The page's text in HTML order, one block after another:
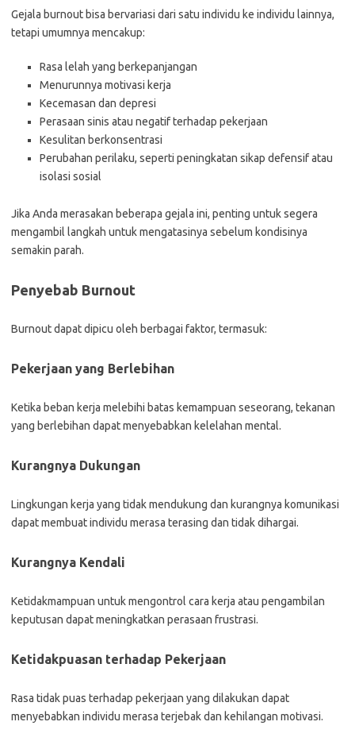
Gejala burnout bisa bervariasi dari satu individu ke individu lainnya,
tetapi umumnya mencakup:
Rasa lelah yang berkepanjangan
Menurunnya motivasi kerja
Kecemasan dan depresi
Perasaan sinis atau negatif terhadap pekerjaan
Kesulitan berkonsentrasi
Perubahan perilaku, seperti peningkatan sikap defensif atau
isolasi sosial
Jika Anda merasakan beberapa gejala ini, penting untuk segera
mengambil langkah untuk mengatasinya sebelum kondisinya
semakin parah.
Penyebab Burnout
Burnout dapat dipicu oleh berbagai faktor, termasuk:
Pekerjaan yang Berlebihan
Ketika beban kerja melebihi batas kemampuan seseorang, tekanan
yang berlebihan dapat menyebabkan kelelahan mental.
Kurangnya Dukungan
Lingkungan kerja yang tidak mendukung dan kurangnya komunikasi
dapat membuat individu merasa terasing dan tidak dihargai.
Kurangnya Kendali
Ketidakmampuan untuk mengontrol cara kerja atau pengambilan
keputusan dapat meningkatkan perasaan frustrasi.
Ketidakpuasan terhadap Pekerjaan
Rasa tidak puas terhadap pekerjaan yang dilakukan dapat
menyebabkan individu merasa terjebak dan kehilangan motivasi.